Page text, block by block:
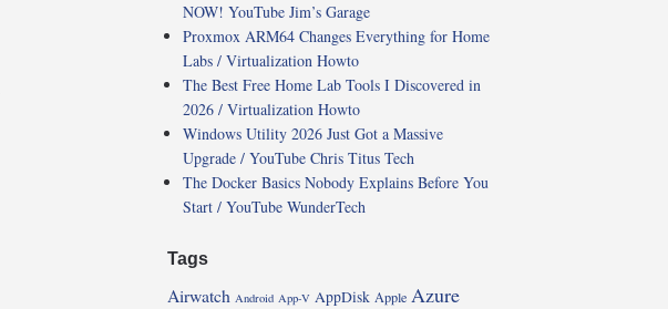
NOW! YouTube Jim’s Garage
Proxmox ARM64 Changes Everything for Home
Labs / Virtualization Howto
The Best Free Home Lab Tools I Discovered in
2026 / Virtualization Howto
Windows Utility 2026 Just Got a Massive
Upgrade / YouTube Chris Titus Tech
The Docker Basics Nobody Explains Before You
Start / YouTube WunderTech
Tags
Airwatch Android App-V AppDisk Apple Azure